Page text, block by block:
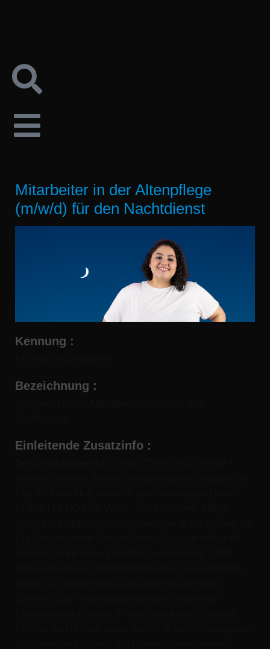
Mitarbeiter in der Altenpflege
(m/w/d) für den Nachtdienst
Kennung :
Bezeichnung :
Einleitende Zusatzinfo :